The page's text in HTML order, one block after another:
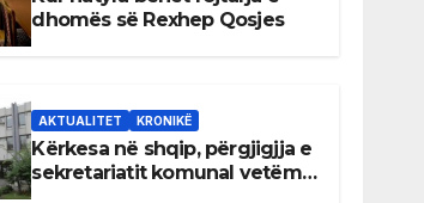
dhomës së Rexhep Qosjes
AKTUALITET KRONIKË
Kërkesa në shqip, përgjigjja e
sekretariatit komunal vetëm